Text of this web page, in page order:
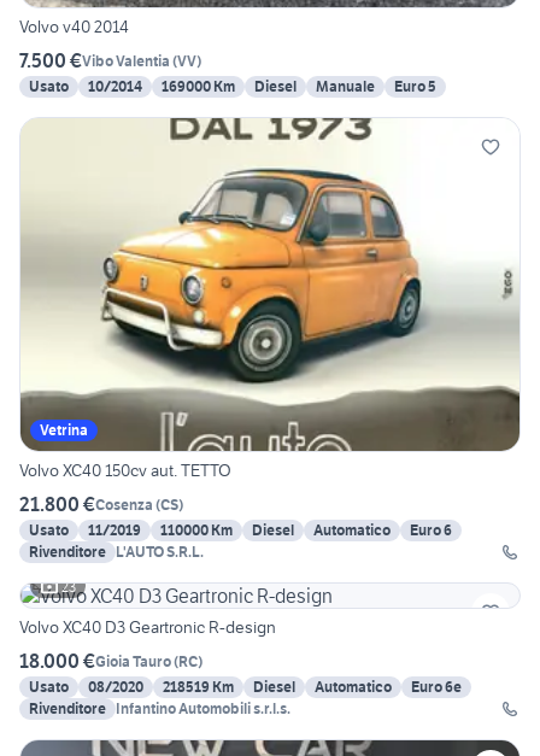
Volvo v40 2014
7.500 €Vibo Valentia (VV)
Usato
10/2014 169000 Km Diesel Manuale Euro 5
Vetrina
Volvo XC40 150cv aut. TETTO
21.800 €Cosenza (CS)
Usato
11/2019 110000 Km Diesel Automatico
Euro 6
Rivenditore L'AUTO S.R.L.
23
Volvo XC40 D3 Geartronic R-design
18.000 €Gioia Tauro(RC)
Usato
08/2020 218519 Km Diesel Automatico
Euro 6e
Rivenditore Infantino Automobili s.r.l.s.